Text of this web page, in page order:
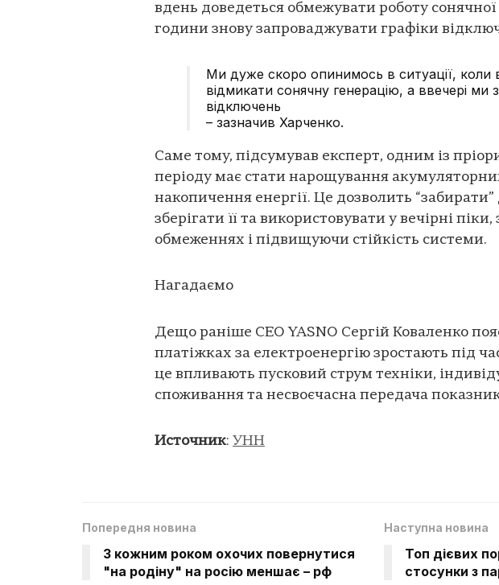
вдень доведеться обмежувати роботу сонячної
години знову запроваджувати графіки
Ми дуже скоро опинимось в ситуації, коли
відмикати сонячну генерацію, а ввечері ми
відключень
– зазначив Харченко.
Саме тому, підсумував експерт, одним із
періоду має стати нарощування
накопичення енергії. Це дозволить
зберігати її та використовувати у вечірні
обмеженнях і підвищуючи стійкість системи.
Нагадаємо
Дещо раніше СЕО YASNO Сергій Коваленко
платіжках за електроенергію зростають під
це впливають пусковий струм техніки,
споживання та несвоєчасна передача
Источник: УНН
Попередня новина
З кожним роком охочих повернутися
"на родіну" на росію меншає – рф
Наступна новина
Топ дієвих
стосунки з